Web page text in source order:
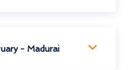
- Madurai